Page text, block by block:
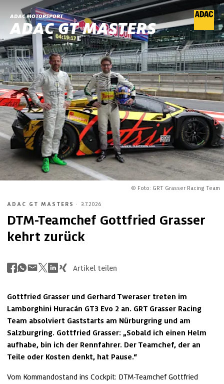
ADAC MOTORSPORT
ADAC GT MASTERS
© Foto: GRT Grasser Racing Team
ADAC GT MASTERS · 3.7.2026
DTM-Teamchef Gottfried Grasser
kehrt zurück
Artikel teilen
Gottfried Grasser und Gerhard Tweraser treten im
Lamborghini Huracán GT3 Evo 2 an. GRT Grasser Racing
Team absolviert Gaststarts am Nürburgring und am
Salzburgring. Gottfried Grasser: „Sobald ich einen Helm
aufhabe, bin ich der Rennfahrer. Der Teamchef, der an
Teile oder Kosten denkt, hat Pause.“
Vom Kommandostand ins Cockpit: DTM-Teamchef Gottfried